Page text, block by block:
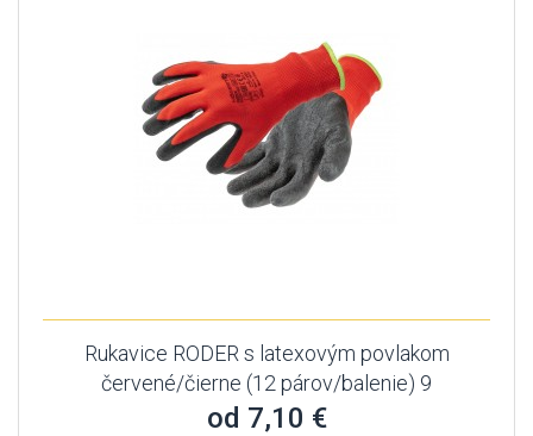
Rukavice RODER s latexovým povlakom
červené/čierne (12 párov/balenie) 9
od 7,10 €